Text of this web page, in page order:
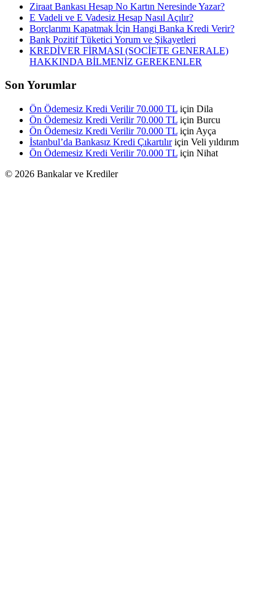
Ziraat Bankası Hesap No Kartın Neresinde Yazar?
E Vadeli ve E Vadesiz Hesap Nasıl Açılır?
Borçlarımı Kapatmak İçin Hangi Banka Kredi Verir?
Bank Pozitif Tüketici Yorum ve Şikayetleri
KREDİVER FİRMASI (SOCİETE GENERALE)
HAKKINDA BİLMENİZ GEREKENLER
Son Yorumlar
Ön Ödemesiz Kredi Verilir 70.000 TL için Dila
Ön Ödemesiz Kredi Verilir 70.000 TL için Burcu
Ön Ödemesiz Kredi Verilir 70.000 TL için Ayça
İstanbul’da Bankasız Kredi Çıkartılıriçin Veli yıldırım
Ön Ödemesiz Kredi Verilir 70.000 TL için Nihat
© 2026 Bankalar ve Krediler